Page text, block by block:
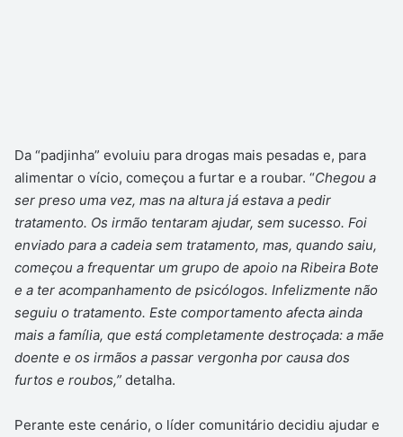
Da “padjinha” evoluiu para drogas mais pesadas e, para
alimentar o vício, começou a furtar e a roubar. “Chegou a
ser preso uma vez, mas na altura já estava a pedir
tratamento. Os irmão tentaram ajudar, sem sucesso. Foi
enviado para a cadeia sem tratamento, mas, quando saiu,
começou a frequentar um grupo de apoio na Ribeira Bote
e a ter acompanhamento de psicólogos. Infelizmente não
seguiu o tratamento. Este comportamento afecta ainda
mais a família, que está completamente destroçada: a mãe
doente e os irmãos a passar vergonha por causa dos
furtos e roubos,” detalha.
Perante este cenário, o líder comunitário decidiu ajudar e